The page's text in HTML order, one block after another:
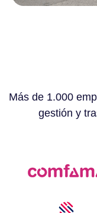
Más de 1.000
gestión y